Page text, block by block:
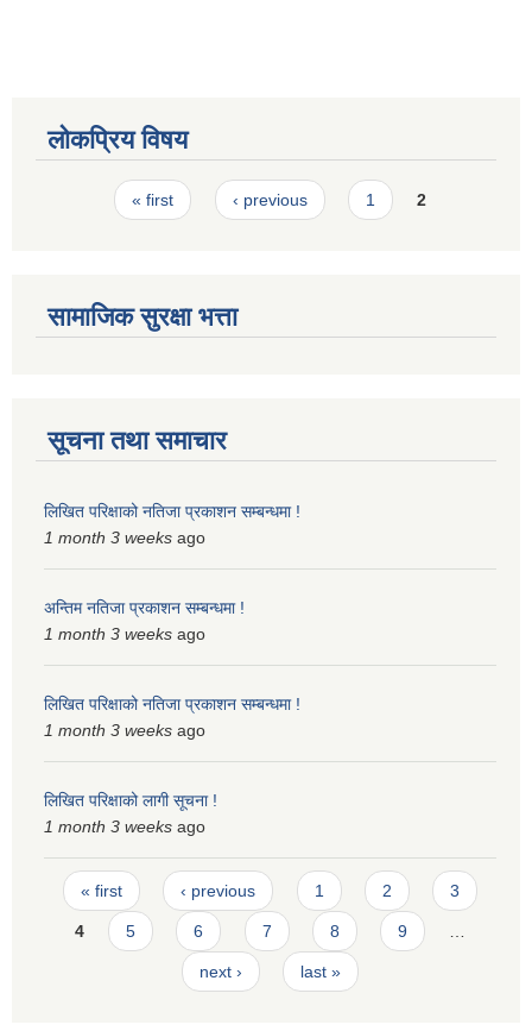
लोकप्रिय विषय
Pages« first ‹ previous 1 2
सामाजिक सुरक्षा भत्ता
सूचना तथा समाचार
लिखित परिक्षाको नतिजा प्रकाशन सम्बन्धमा !
1 month 3 weeks ago
अन्तिम नतिजा प्रकाशन सम्बन्धमा !
1 month 3 weeks ago
लिखित परिक्षाको नतिजा प्रकाशन सम्बन्धमा !
1 month 3 weeks ago
लिखित परिक्षाको लागी सूचना !
1 month 3 weeks ago
Pages
« first ‹ previous 1 2 3
4 5 6 7 8 9 …
next › last »